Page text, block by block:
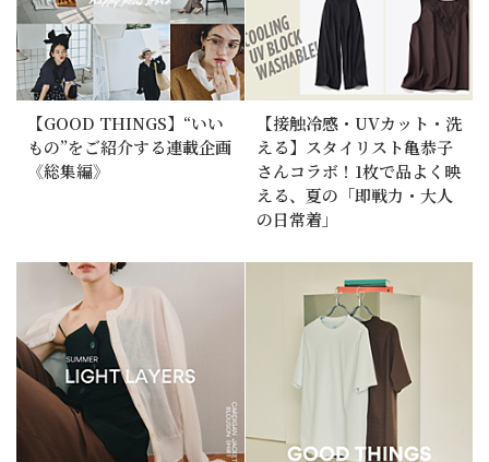
【GOOD THINGS】“いい
もの”をご紹介する連載企画
《総集編》
【接触冷感・UVカット・洗
える】スタイリスト亀恭子
さんコラボ！1枚で品よく映
える、夏の「即戦力・大人
の日常着」